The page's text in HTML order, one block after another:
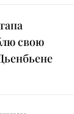
свою